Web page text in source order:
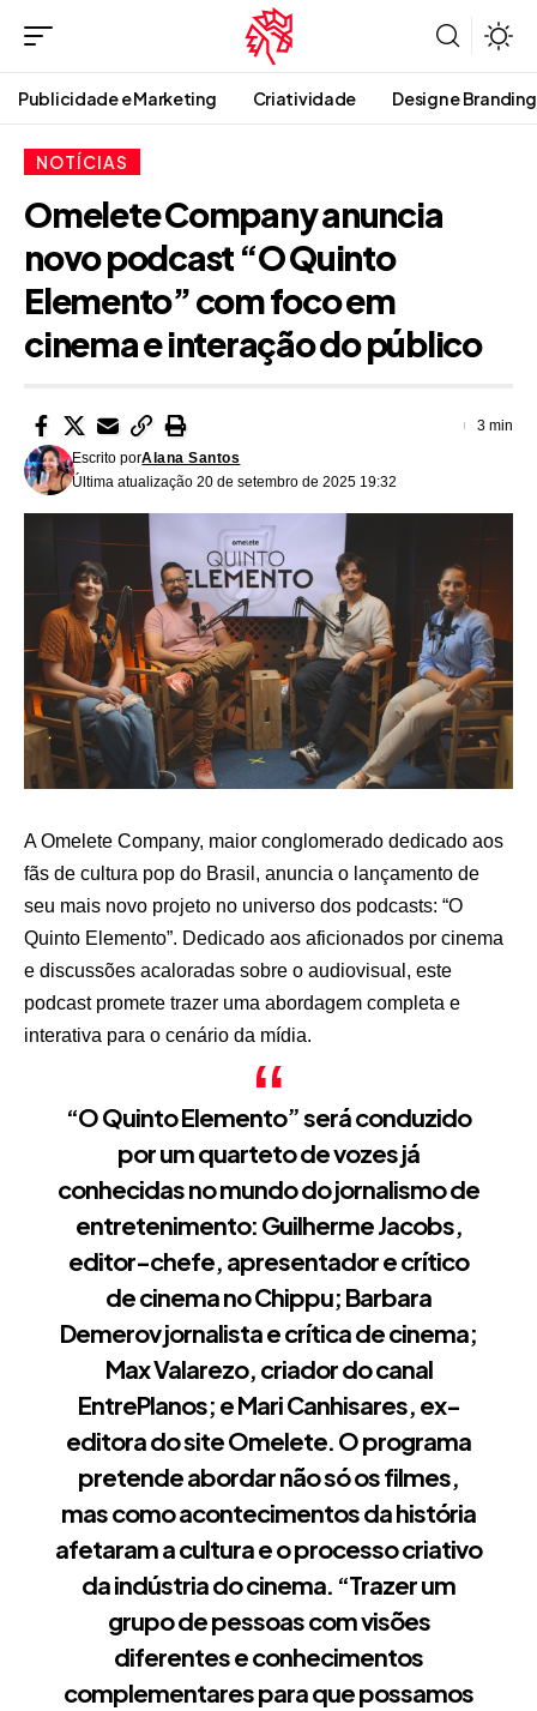
Publicidade e Marketing Criatividade Design e Branding
NOTÍCIAS
Omelete Company anuncia
novo podcast “O Quinto
Elemento” com foco em
cinema e interação do público
Última atualização 20 de setembro de 2025 19:32
Escrito porAlana Santos
3 min
A Omelete Company, maior conglomerado dedicado aos
fãs de cultura pop do Brasil, anuncia o lançamento de
seu mais novo projeto no universo dos podcasts: “O
Quinto Elemento”. Dedicado aos aficionados por cinema
e discussões acaloradas sobre o audiovisual, este
podcast promete trazer uma abordagem completa e
interativa para o cenário da mídia.
“O Quinto Elemento” será conduzido
por um quarteto de vozes já
conhecidas no mundo do jornalismo de
entretenimento: Guilherme Jacobs,
editor-chefe, apresentador e crítico
de cinema no Chippu; Barbara
Demerov jornalista e crítica de cinema;
Max Valarezo, criador do canal
EntrePlanos; e Mari Canhisares, ex-
editora do site Omelete. O programa
pretende abordar não só os filmes,
mas como acontecimentos da história
afetaram a cultura e o processo criativo
da indústria do cinema. “Trazer um
grupo de pessoas com visões
diferentes e conhecimentos
complementares para que possamos